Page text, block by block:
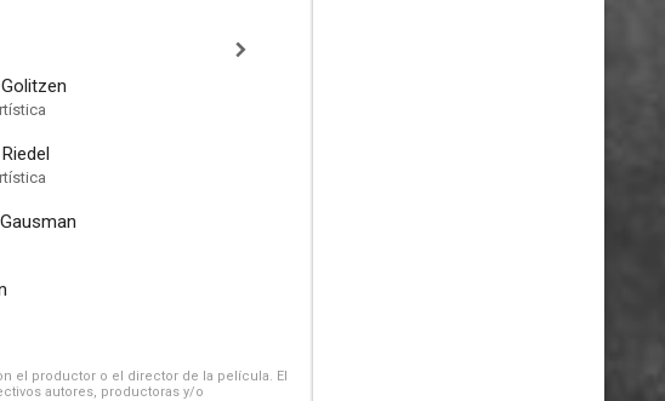
el productor o el director de la película. El
autores, productoras y/o